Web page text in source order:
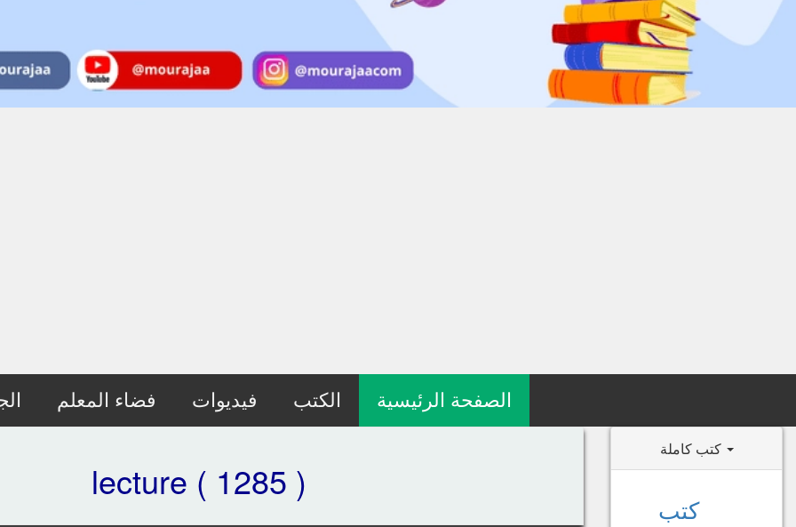
الصفحة الرئيسية الكتب فيديوات فضاء المعلم
lecture ( 1285 )
كتب كاملة
كتب